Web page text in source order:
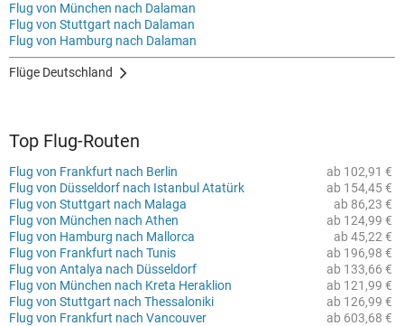
Flug von München nach Dalaman
Flug von Stuttgart nach Dalaman
Flug von Hamburg nach Dalaman
Flüge Deutschland
Top Flug-Routen
ab 102,91 €
Flug von Frankfurt nach Berlin
ab 154,45 €
Flug von Düsseldorf nach Istanbul Atatürk
ab 86,23 €
Flug von Stuttgart nach Malaga
ab 124,99 €
Flug von München nach Athen
ab 45,22 €
Flug von Hamburg nach Mallorca
ab 196,98 €
Flug von Frankfurt nach Tunis
ab 133,66 €
Flug von Antalya nach Düsseldorf
ab 121,99 €
Flug von München nach Kreta Heraklion
ab 126,99 €
Flug von Stuttgart nach Thessaloniki
ab 603,68 €
Flug von Frankfurt nach Vancouver